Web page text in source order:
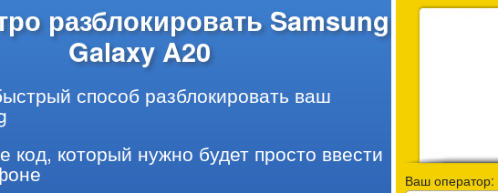
Ваш оператор:
разблокировать Samsung
Galaxy A20
способ разблокировать ваш
код, который нужно будет просто ввести